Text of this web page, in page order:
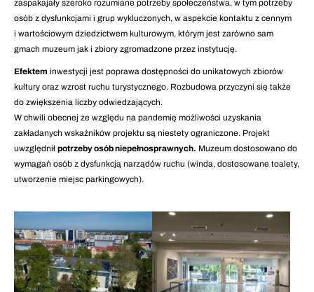
zaspakajały szeroko rozumiane potrzeby społeczeństwa, w tym potrzeby
osób z dysfunkcjami i grup wykluczonych, w aspekcie kontaktu z cennym
i wartościowym dziedzictwem kulturowym, którym jest zarówno sam
gmach muzeum jak i zbiory zgromadzone przez instytucję.
Efektem inwestycji jest poprawa dostępności do unikatowych zbiorów
kultury oraz wzrost ruchu turystycznego. Rozbudowa przyczyni się także
do zwiększenia liczby odwiedzających.
W chwili obecnej ze względu na pandemię możliwości uzyskania
zakładanych wskaźników projektu są niestety ograniczone. Projekt
uwzględnił potrzeby osób niepełnosprawnych. Muzeum dostosowano do
wymagań osób z dysfunkcją narządów ruchu (winda, dostosowane toalety,
utworzenie miejsc parkingowych).